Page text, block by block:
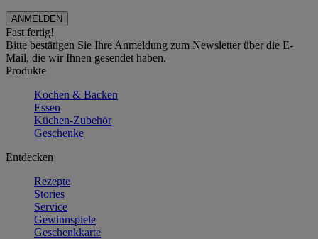
Fast fertig!
Bitte bestätigen Sie Ihre Anmeldung zum Newsletter über die E-
Mail, die wir Ihnen gesendet haben.
Produkte
Kochen & Backen
Essen
Küchen-Zubehör
Geschenke
Entdecken
Rezepte
Stories
Service
Gewinnspiele
Geschenkkarte